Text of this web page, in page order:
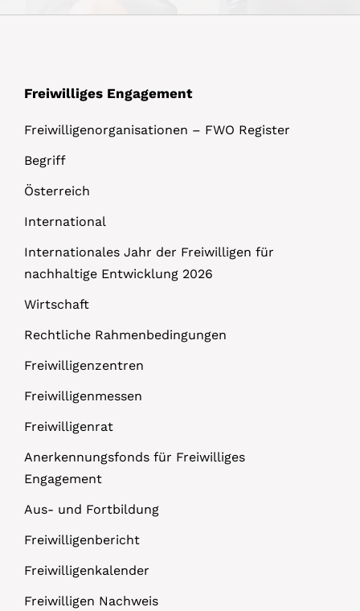
Freiwilliges Engagement
Freiwilligenorganisationen – FWO Register
Begriff
Österreich
International
Internationales Jahr der Freiwilligen für
nachhaltige Entwicklung 2026
Wirtschaft
Rechtliche Rahmenbedingungen
Freiwilligenzentren
Freiwilligenmessen
Freiwilligenrat
Anerkennungsfonds für Freiwilliges
Engagement
Aus- und Fortbildung
Freiwilligenbericht
Freiwilligenkalender
Freiwilligen Nachweis